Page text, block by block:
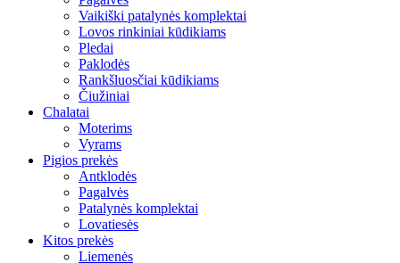
Vaikiški patalynės komplektai
Lovos rinkiniai kūdikiams
Pledai
Paklodės
Rankšluosčiai kūdikiams
Čiužiniai
Chalatai
Moterims
Vyrams
Pigios prekės
Antklodės
Pagalvės
Patalynės komplektai
Lovatiesės
Kitos prekės
Liemenės